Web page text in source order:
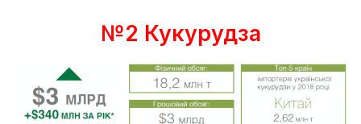
№2 Кукурудза